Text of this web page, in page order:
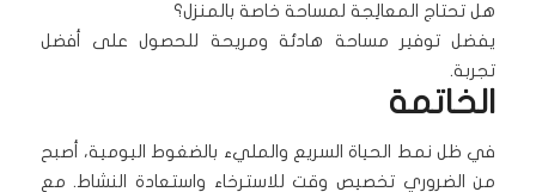
هل تحتاج المعالِجة لمساحة خاصة بالمنزل؟
يفضل توفير مساحة هادئة ومريحة للحصول على أفضل
تجربة.
الخاتمة
في ظل نمط الحياة السريع والمليء بالضغوط اليومية، أصبح
من الضروري تخصيص وقت للاسترخاء واستعادة النشاط. مع